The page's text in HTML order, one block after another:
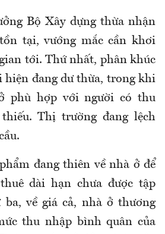
Bộ Xây dựng thừa nhận
tại, vướng mắc cần khơi
tới. Thứ nhất, phân khúc
hiện đang dư thừa, trong khi
phù hợp với người có thu
Thị trường đang lệch
đang thiên về nhà ở để
dài hạn chưa được tập
về giá cả, nhà ở thương
thu nhập bình quân của